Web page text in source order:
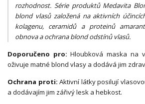
rozhodnost. Série produktů Medavita
blond vlasů založená na aktivních
kolagenu, ceramidů a proteinů
obnova a ochrana blond odstínů vlasů.
Doporučeno pro:Hloubková maska na
oživuje matné blond vlasy a dodává jim
Ochrana proti:Aktivní látky posilují
a dodávajím jim zářivý lesk a hebkost.